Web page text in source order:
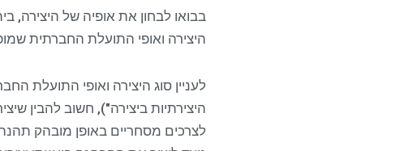
בבואו לבחון את אופיה של היצירה,
היצירה ואופי התועלת החברתית
לעניין סוג היצירה ואופי התועלת
היצירתיות ביצירה"), חשוב להבין
לצרכים מסחריים באופן מובהק תהנה